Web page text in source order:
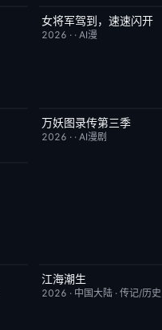
完结 4.0
女将军驾到，速速闪开
2026 · ·AI漫
完结
万妖图录传第三季
2026 · ·AI漫剧
更新至第24集
江海潮生
2026 · 中国大陆 ·传记/历史